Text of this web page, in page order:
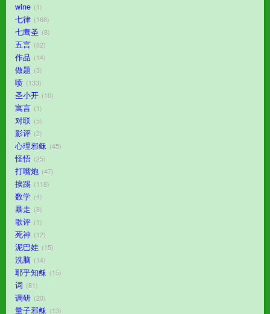
wine 1
七律 168
七鹰圣 8
五言 82
作品 14
做题 3
喷 133
圣小开 10
寓言 1
对联 5
影评 2
心理邪稣 45
怪悟 25
打嘴炮 47
挨踢 118
数学 4
暴走 8
歌评 1
死神 12
泥巴娃 15
洗脑 14
耶乎知稣 15
词 81
调研 20
量子邪稣 13